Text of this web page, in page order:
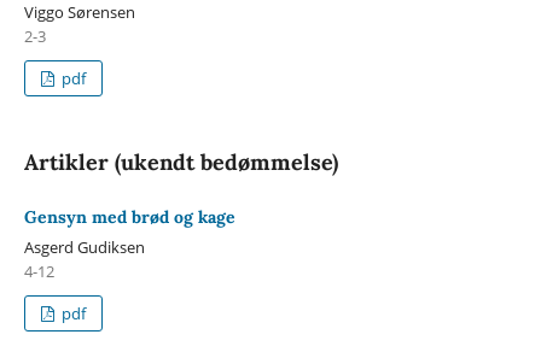
Viggo Sørensen
2-3
pdf
Artikler (ukendt bedømmelse)
Gensyn med brød og kage
Asgerd Gudiksen
4-12
pdf